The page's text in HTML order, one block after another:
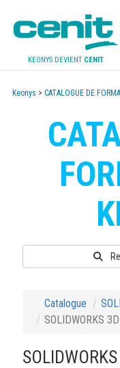
KEONYS DEVIENT CENIT
Keonys > CATALOGUE DE
Catalogue
SOLIDWORKS